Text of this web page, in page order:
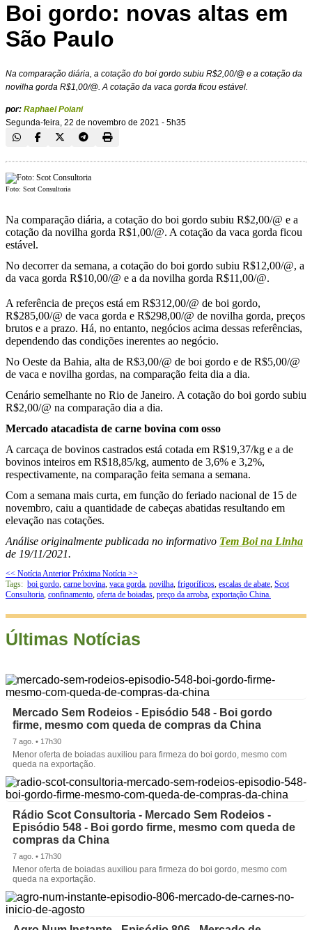
Boi gordo: novas altas em
São Paulo
Na comparação diária, a cotação do boi gordo subiu R$2,00/@ e a cotação da
novilha gorda R$1,00/@. A cotação da vaca gorda ficou estável.
por: Raphael Poiani
Segunda-feira, 22 de novembro de 2021 - 5h35
Foto: Scot Consultoria
Na comparação diária, a cotação do boi gordo subiu R$2,00/@ e a
cotação da novilha gorda R$1,00/@. A cotação da vaca gorda ficou
estável.
No decorrer da semana, a cotação do boi gordo subiu R$12,00/@, a
da vaca gorda R$10,00/@ e a da novilha gorda R$11,00/@.
A referência de preços está em R$312,00/@ de boi gordo,
R$285,00/@ de vaca gorda e R$298,00/@ de novilha gorda, preços
brutos e a prazo. Há, no entanto, negócios acima dessas referências,
dependendo das condições inerentes ao negócio.
No Oeste da Bahia, alta de R$3,00/@ de boi gordo e de R$5,00/@
de vaca e novilha gordas, na comparação feita dia a dia.
Cenário semelhante no Rio de Janeiro. A cotação do boi gordo subiu
R$2,00/@ na comparação dia a dia.
Mercado atacadista de carne bovina com osso
A carcaça de bovinos castrados está cotada em R$19,37/kg e a de
bovinos inteiros em R$18,85/kg, aumento de 3,6% e 3,2%,
respectivamente, na comparação feita semana a semana.
Com a semana mais curta, em função do feriado nacional de 15 de
novembro, caiu a quantidade de cabeças abatidas resultando em
elevação nas cotações.
Análise originalmente publicada no informativo Tem Boi na Linha
de 19/11/2021.
<< Notícia Anterior Próxima Notícia >>
Tags: boi gordo, carne bovina, vaca gorda, novilha, frigoríficos, escalas de abate, Scot
Consultoria, confinamento, oferta de boiadas, preço da arroba, exportação China.
Últimas Notícias
Mercado Sem Rodeios - Episódio 548 - Boi gordo
firme, mesmo com queda de compras da China
7 ago. • 17h30
Menor oferta de boiadas auxiliou para firmeza do boi gordo, mesmo com
queda na exportação.
Rádio Scot Consultoria - Mercado Sem Rodeios -
Episódio 548 - Boi gordo firme, mesmo com queda de
compras da China
7 ago. • 17h30
Menor oferta de boiadas auxiliou para firmeza do boi gordo, mesmo com
queda na exportação.